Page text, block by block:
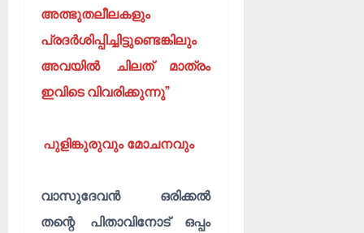
അത്ഭുതലീലകളും
പ്രദർശിപ്പിച്ചിട്ടുണ്ടെങ്കിലും
അവയിൽ ചിലത് മാത്രം
ഇവിടെ വിവരിക്കുന്നു”
പുളിങ്കുരുവും മോചനവും
വാസുദേവൻ ഒരിക്കൽ
തന്റെ പിതാവിനോട് ഒപ്പം